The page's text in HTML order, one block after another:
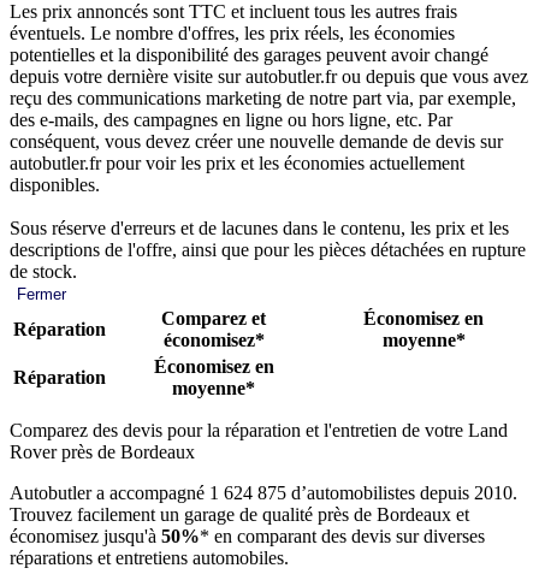
Les prix annoncés sont TTC et incluent tous les autres frais
éventuels. Le nombre d'offres, les prix réels, les économies
potentielles et la disponibilité des garages peuvent avoir changé
depuis votre dernière visite sur autobutler.fr ou depuis que vous avez
reçu des communications marketing de notre part via, par exemple,
des e-mails, des campagnes en ligne ou hors ligne, etc. Par
conséquent, vous devez créer une nouvelle demande de devis sur
autobutler.fr pour voir les prix et les économies actuellement
disponibles.
Sous réserve d'erreurs et de lacunes dans le contenu, les prix et les
descriptions de l'offre, ainsi que pour les pièces détachées en rupture
de stock.
Fermer
Réparation
Comparez et
économisez*
Économisez en
moyenne*
Réparation
Économisez en
moyenne*
Comparez des devis pour la réparation et l'entretien de votre Land
Rover près de Bordeaux
Autobutler a accompagné 1 624 875 d’automobilistes depuis 2010.
Trouvez facilement un garage de qualité près de Bordeaux et
économisez jusqu'à 50%* en comparant des devis sur diverses
réparations et entretiens automobiles.